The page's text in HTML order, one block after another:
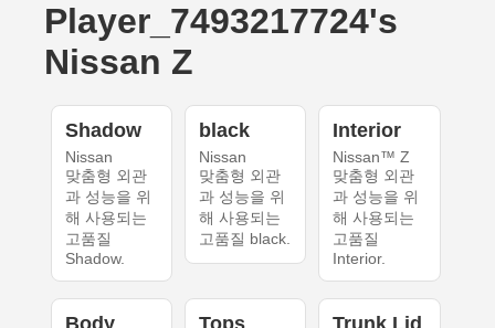
Player_7493217724's
Nissan Z
Shadow
Nissan
맞춤형 외관
과 성능을 위
해 사용되는
고품질
Shadow.
black
Nissan
맞춤형 외관
과 성능을 위
해 사용되는
고품질 black.
Interior
Nissan™ Z
맞춤형 외관
과 성능을 위
해 사용되는
고품질
Interior.